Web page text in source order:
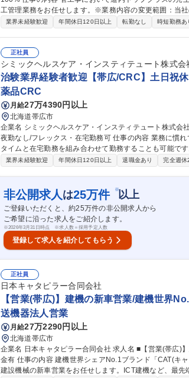
工管理業務をお任せします。※業務内容の変更範囲：当社の定める業務 ■発注者との打合せ
合せおよび現場での作業指示 ■他工事業者を含む工程調
リン代・使用料手当も手厚く支給します。 募集職種 【帯広/施工管理】無借金経営/土日祝休/転勤無/8年連続業績
賞与/正社員登用100%
業界未経験歓迎 年間休日120日以上 転勤なし 時短勤務あ
正社員
シミックヘルスケア・インスティテュート株式会
治験業界経験者歓迎【帯広/CRC】土日祝
薬品CRC
月給27万4390円以上
北海道帯広市
企業名 シミックヘルスケア・インスティテュート株式会社 求人名 治験業界経験者歓迎【帯広/CRC】土日祝休み/
夜勤なし/フレックス・在宅勤務可 仕事の内容 業務に慣れてきたら、ご自身で業務調整・計画を行い、フレックス
タイムと在宅勤務を組み合わせて勤務することも可能で
して働き続けられる環境を整備しています ■患者様への治験内容説明の補助 ■患者様の相談対応 ■治験担当医師の
生いたしません。 【入社後のフォロー体制】約10日の
ます。中途入社し、活躍している先輩社員もたくさん在籍して
験業界経験者歓迎【帯広/CRC】土日祝休み/夜勤なし/フ
業界未経験歓迎 年間休日120日以上 退職金あり 完全週休
非公開求人 は25万件 ※以上
ご登録いただくと、約25万件の非公開求人から
ご希望に沿った求人をご紹介します。
※2026年3月31日時点 ※求人数＝採用予定人数
登録して求人を紹介してもらう
正社員
日本キャタピラー合同会社
【営業(帯広)】建機の新車営業/建機世界
送機器法人営業
月給27万2290円以上
北海道帯広市
企業名 日本キャタピラー合同会社 求人名 ■【営業(帯広)】建機の新車営業/建機世界No.1メーカー/年休125日/報奨
金有 仕事の内容 建機世界シェアNo.1ブランド「CAT(キャタピラー)」の日本法人で、油圧ショベルを中心とした
建設機械の新車営業をお任せします。ICT建機など、最